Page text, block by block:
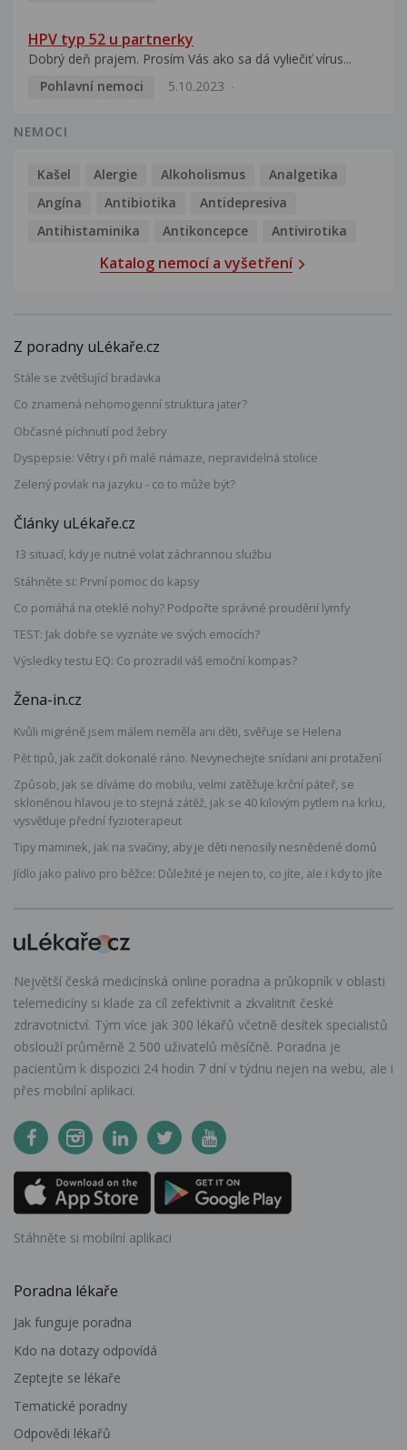
HPV typ 52 u partnerky
Dobrý deň prajem. Prosím Vás ako sa dá vyliečiť vírus...
Pohlavní nemoci
5.10.2023
NEMOCI
Kašel Alergie Alkoholismus
Analgetika
Angína
Antibiotika
Antidepresiva
Antihistaminika
Antikoncepce Antivirotika
Katalog nemocí a vyšetření
Z poradny uLékaře.cz
Stále se zvětšující bradavka
Co znamená nehomogenní struktura jater?
Občasné píchnutí pod žebry
Dyspepsie: Větry i při malé námaze, nepravidelná stolice
Zelený povlak na jazyku - co to může být?
Články uLékaře.cz
13 situací, kdy je nutné volat záchrannou službu
Stáhněte si: První pomoc do kapsy
Co pomáhá na oteklé nohy? Podpořte správné proudění lymfy
TEST: Jak dobře se vyznáte ve svých emocích?
Výsledky testu EQ: Co prozradil váš emoční kompas?
Žena-in.cz
Kvůli migréně jsem málem neměla ani děti, svěřuje se Helena
Pět tipů, jak začít dokonalé ráno. Nevynechejte snídani ani protažení
Způsob, jak se díváme do mobilu, velmi zatěžuje krční páteř, se
skloněnou hlavou je to stejná zátěž, jak se 40 kilovým pytlem na krku,
vysvětluje přední fyzioterapeut
Tipy maminek, jak na svačiny, aby je děti nenosily nesnědené domů
Jídlo jako palivo pro běžce: Důležité je nejen to, co jíte, ale i kdy to jíte
Největší česká medicínská online poradna a průkopník v oblasti
telemedicíny si klade za cíl zefektivnit a zkvalitnit české
zdravotnictví. Tým více jak 300 lékařů včetně desítek specialistů
obslouží průměrně 2 500 uživatelů měsíčně. Poradna je
pacientům k dispozici 24 hodin 7 dní v týdnu nejen na webu, ale i
přes mobilní aplikaci.
Stáhněte si mobilní aplikaci
Poradna lékaře
Jak funguje poradna
Kdo na dotazy odpovídá
Zeptejte se lékaře
Tematické poradny
Odpovědi lékařů